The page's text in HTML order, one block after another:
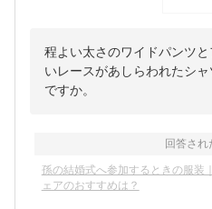
程よい太さのワイドパンツ
いレースがあしらわれたシ
ですか。
回答され
孫の結婚式へ参加するときの服装
ェアのおすすめは？